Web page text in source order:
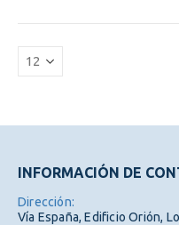
INFORMACIÓN DE
Dirección:
Vía España, Edificio Orión,